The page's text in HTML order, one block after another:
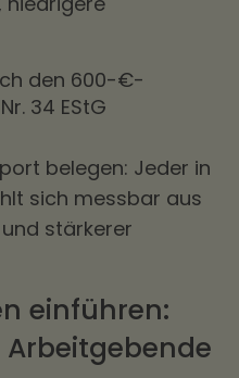
den 600-€-
34 EStG
belegen: Jeder in
sich messbar aus
stärkerer
einführen:
Arbeitgebende